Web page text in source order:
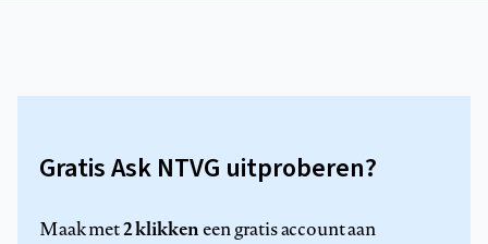
Gratis Ask NTVG uitproberen?
Maak met2 klikkeneen gratis account aan